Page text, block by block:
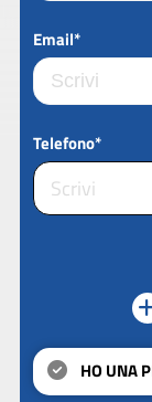
Email*
Telefono*
HO UNA